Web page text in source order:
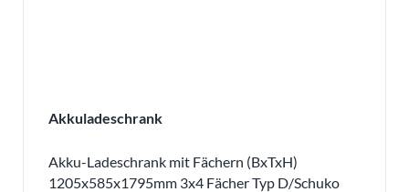
Akkuladeschrank
Akku-Ladeschrank mit Fächern (BxTxH)
1205x585x1795mm 3x4 Fächer Typ D/Schuko